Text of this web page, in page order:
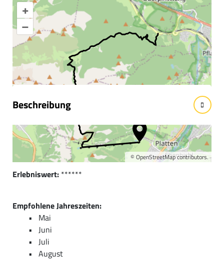
+
–
© OpenStreetMapcontributors.
Karte vergrößern
Informationen &
Wissenswertes
Beschreibung
Kurzbeschreibung:
Genießen Sie die ausgedehnte Wanderung mit einem
Naturerlebnis der besonderen Art!
Erlebniswert: ******
Empfohlene Jahreszeiten:
Mai
Juni
Juli
August